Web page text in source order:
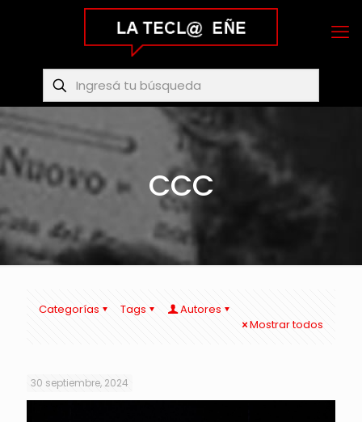
CCC
Categorías Tags
Autores
Mostrar todos
30 septiembre, 2024